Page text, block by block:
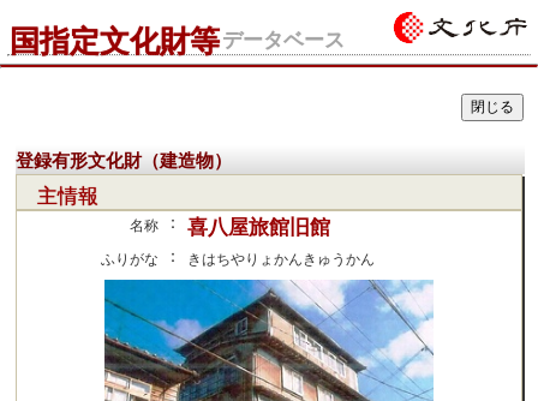
国指定文化財等データベース
登録有形文化財（建造物）
主情報
名称 ： 喜八屋旅館旧館
ふりがな ： きはちやりょかんきゅうかん